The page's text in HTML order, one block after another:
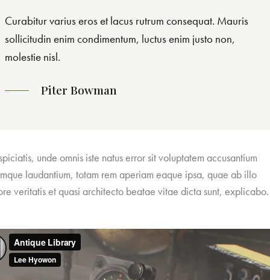
Curabitur varius eros et lacus rutrum consequat. Mauris
sollicitudin enim condimentum, luctus enim justo non,
molestie nisl.
Piter Bowman
unde omnis iste natus error sit voluptatem accusantium
laudantium, totam rem aperiam eaque ipsa, quae ab illo
veritatis et quasi architecto beatae vitae dicta sunt, explicabo.